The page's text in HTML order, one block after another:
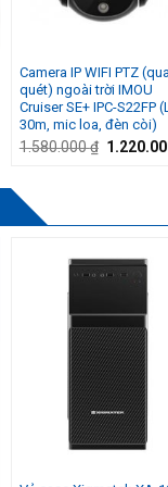
Camera IP WIFI PTZ
quét) ngoài trời IMOU
Cruiser SE+ IPC-S22FP
30m, mic loa, đèn còi)
1.580.000₫ Giá